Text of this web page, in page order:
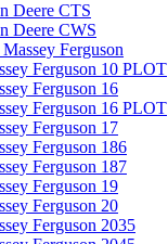
Deere CTS
Deere CWS
Ferguson
Ferguson 10 PLOT
Ferguson 16
Ferguson 16 PLOT
Ferguson 17
Ferguson 186
Ferguson 187
Ferguson 19
Ferguson 20
Ferguson 2035